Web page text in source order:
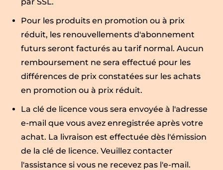
Pour les produits en promotion ou à prix
réduit, les renouvellements d'abonnement
futurs seront facturés au tarif normal. Aucun
remboursement ne sera effectué pour les
différences de prix constatées sur les achats
en promotion ou à prix réduit.
La clé de licence vous sera envoyée à l'adresse
e-mail que vous avez enregistrée après votre
achat. La livraison est effectuée dès l'émission
de la clé de licence. Veuillez contacter
l'assistance si vous ne recevez pas l'e-mail.